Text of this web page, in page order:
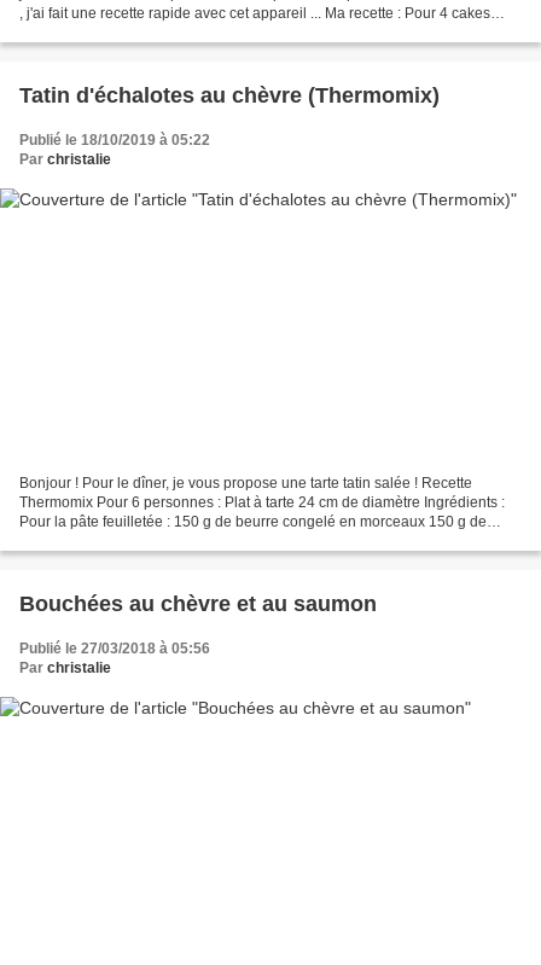
, j'ai fait une recette rapide avec cet appareil ... Ma recette : Pour 4 cakes
Tatin d'échalotes au chèvre (Thermomix)
Publié le 18/10/2019 à 05:22
Par christalie
Bonjour ! Pour le dîner, je vous propose une tarte tatin salée ! Recette
Thermomix Pour 6 personnes : Plat à tarte 24 cm de diamètre Ingrédients :
Pour la pâte feuilletée : 150 g de beurre congelé en morceaux 150 g de
Bouchées au chèvre et au saumon
Publié le 27/03/2018 à 05:56
Par christalie